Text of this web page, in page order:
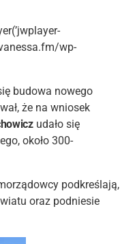
vanessa.fm/wp-
budowa nowego
że na wniosek
udało się
około 300-
podkreślają,
oraz podniesie